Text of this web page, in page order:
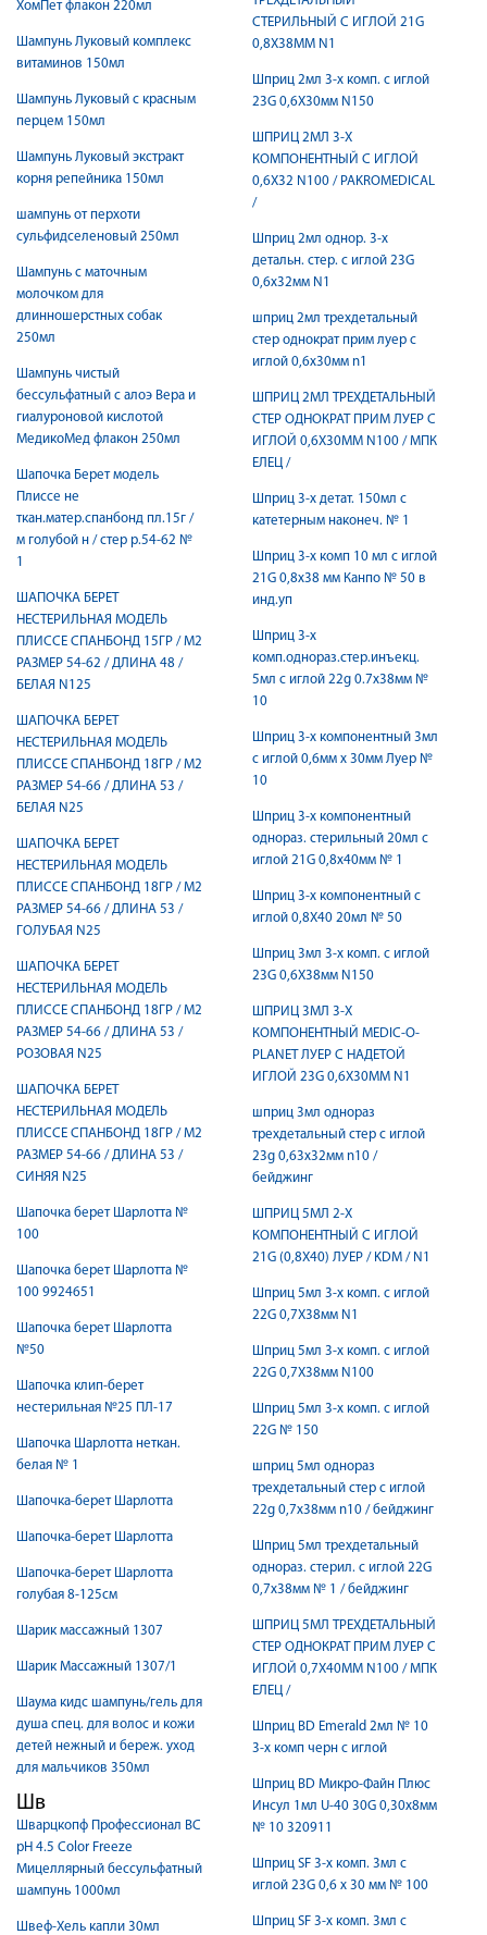
ХомПет флакон 220мл
Шампунь Луковый комплекс
витаминов 150мл
Шампунь Луковый с красным
перцем 150мл
Шампунь Луковый экстракт
корня репейника 150мл
шампунь от перхоти
сульфидселеновый 250мл
Шампунь с маточным
молочком для
длинношерстных собак
250мл
Шампунь чистый
бессульфатный с алоэ Вера и
гиалуроновой кислотой
МедикоМед флакон 250мл
Шапочка Берет модель
Плиссе не
ткан.матер.спанбонд пл.15г /
м голубой н / стер р.54-62 №
1
ШАПОЧКА БЕРЕТ
НЕСТЕРИЛЬНАЯ МОДЕЛЬ
ПЛИССЕ СПАНБОНД 15ГР / М2
РАЗМЕР 54-62 / ДЛИНА 48 /
БЕЛАЯ N125
ШАПОЧКА БЕРЕТ
НЕСТЕРИЛЬНАЯ МОДЕЛЬ
ПЛИССЕ СПАНБОНД 18ГР / М2
РАЗМЕР 54-66 / ДЛИНА 53 /
БЕЛАЯ N25
ШАПОЧКА БЕРЕТ
НЕСТЕРИЛЬНАЯ МОДЕЛЬ
ПЛИССЕ СПАНБОНД 18ГР / М2
РАЗМЕР 54-66 / ДЛИНА 53 /
ГОЛУБАЯ N25
ШАПОЧКА БЕРЕТ
НЕСТЕРИЛЬНАЯ МОДЕЛЬ
ПЛИССЕ СПАНБОНД 18ГР / М2
РАЗМЕР 54-66 / ДЛИНА 53 /
РОЗОВАЯ N25
ШАПОЧКА БЕРЕТ
НЕСТЕРИЛЬНАЯ МОДЕЛЬ
ПЛИССЕ СПАНБОНД 18ГР / М2
РАЗМЕР 54-66 / ДЛИНА 53 /
СИНЯЯ N25
Шапочка берет Шарлотта №
100
Шапочка берет Шарлотта №
100 9924651
Шапочка берет Шарлотта
№50
Шапочка клип-берет
нестерильная №25 ПЛ-17
Шапочка Шарлотта неткан.
белая № 1
Шапочка-берет Шарлотта
Шапочка-берет Шарлотта
Шапочка-берет Шарлотта
голубая 8-125см
Шарик массажный 1307
Шарик Массажный 1307/1
Шаума кидс шампунь/гель для
душа спец. для волос и кожи
детей нежный и береж. уход
для мальчиков 350мл
Шв
Шварцкопф Профессионал BC
pH 4.5 Color Freeze
Мицеллярный бессульфатный
шампунь 1000мл
Швеф-Хель капли 30мл
СТЕРИЛЬНЫЙ C ИГЛОЙ 21G
0,8Х38ММ N1
Шприц 2мл 3-х комп. с иглой
23G 0,6X30мм N150
ШПРИЦ 2МЛ 3-Х
КОМПОНЕНТНЫЙ C ИГЛОЙ
0,6X32 N100 / PAKROMEDICAL
/
Шприц 2мл однор. 3-х
детальн. стер. с иглой 23G
0,6х32мм N1
шприц 2мл трехдетальный
стер однократ прим луер c
иглой 0,6х30мм n1
ШПРИЦ 2МЛ ТРЕХДЕТАЛЬНЫЙ
СТЕР ОДНОКРАТ ПРИМ ЛУЕР C
ИГЛОЙ 0,6Х30ММ N100 / МПК
ЕЛЕЦ /
Шприц 3-х детат. 150мл с
катетерным наконеч. № 1
Шприц 3-х комп 10 мл с иглой
21G 0,8x38 мм Канпо № 50 в
инд.уп
Шприц 3-х
комп.однораз.стер.инъекц.
5мл с иглой 22g 0.7х38мм №
10
Шприц 3-х компонентный 3мл
с иглой 0,6мм х 30мм Луер №
10
Шприц 3-х компонентный
однораз. стерильный 20мл с
иглой 21G 0,8х40мм № 1
Шприц 3-х компонентный с
иглой 0,8X40 20мл № 50
Шприц 3мл 3-х комп. с иглой
23G 0,6X38мм N150
ШПРИЦ 3МЛ 3-Х
КОМПОНЕНТНЫЙ MEDIC-O-
PLANET ЛУЕР C НАДЕТОЙ
ИГЛОЙ 23G 0,6X30ММ N1
шприц 3мл однораз
трехдетальный стер c иглой
23g 0,63х32мм n10 /
бейджинг
ШПРИЦ 5МЛ 2-Х
КОМПОНЕНТНЫЙ C ИГЛОЙ
21G (0,8X40) ЛУЕР / KDM / N1
Шприц 5мл 3-х комп. с иглой
22G 0,7X38мм N1
Шприц 5мл 3-х комп. с иглой
22G 0,7X38мм N100
Шприц 5мл 3-х комп. с иглой
22G № 150
шприц 5мл однораз
трехдетальный стер c иглой
22g 0,7х38мм n10 / бейджинг
Шприц 5мл трехдетальный
однораз. стерил. с иглой 22G
0,7х38мм № 1 / бейджинг
ШПРИЦ 5МЛ ТРЕХДЕТАЛЬНЫЙ
СТЕР ОДНОКРАТ ПРИМ ЛУЕР C
ИГЛОЙ 0,7Х40ММ N100 / МПК
ЕЛЕЦ /
Шприц BD Emerald 2мл № 10
3-х комп черн с иглой
Шприц BD Микро-Файн Плюс
Инсул 1мл U-40 30G 0,30х8мм
№ 10 320911
Шприц SF 3-х комп. 3мл с
иглой 23G 0,6 x 30 мм № 100
Шприц SF 3-х комп. 3мл с